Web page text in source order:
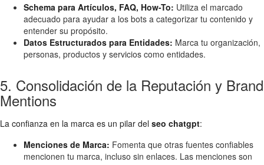
Schema para Artículos, FAQ, How-To: Utiliza el marcado
adecuado para ayudar a los bots a categorizar tu contenido y
entender su propósito.
Datos Estructurados para Entidades: Marca tu organización,
personas, productos y servicios como entidades.
5. Consolidación de la Reputación y Brand
Mentions
La confianza en la marca es un pilar del seo chatgpt:
Menciones de Marca: Fomenta que otras fuentes confiables
mencionen tu marca, incluso sin enlaces. Las menciones son